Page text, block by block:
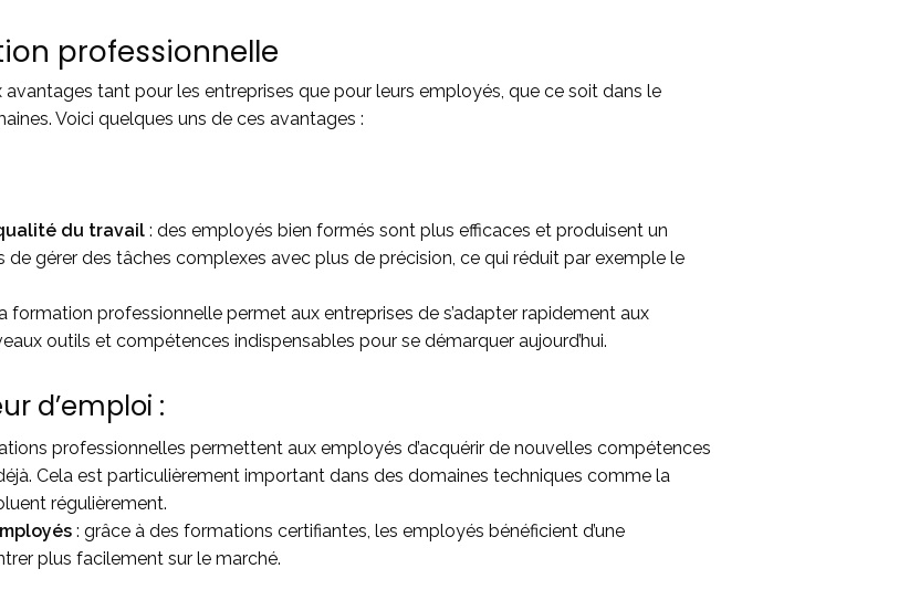
professionnelle
tant pour les entreprises que pour leurs employés, que ce soit dans le
Voici quelques uns de ces avantages :
du travail : des employés bien formés sont plus efficaces et produisent un
gérer des tâches complexes avec plus de précision, ce qui réduit par exemple le
formation professionnelle permet aux entreprises de s’adapter rapidement aux
outils et compétences indispensables pour se démarquer aujourd’hui.
d’emploi :
professionnelles permettent aux employés d’acquérir de nouvelles compétences
Cela est particulièrement important dans des domaines techniques comme la
régulièrement.
: grâce à des formations certifiantes, les employés bénéficient d’une
plus facilement sur le marché.